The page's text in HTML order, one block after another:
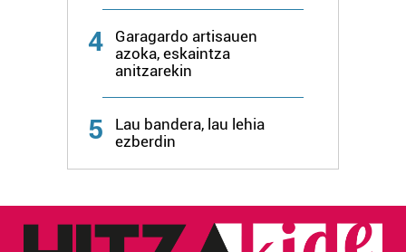
4
Garagardo artisauen
azoka, eskaintza
anitzarekin
5
Lau bandera, lau lehia
ezberdin